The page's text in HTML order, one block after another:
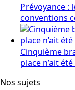
Prévoyance :
conventions
Cinquième
place n’ait
Nos sujets